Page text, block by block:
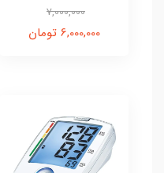
7,000,000
6,000,000 تومان